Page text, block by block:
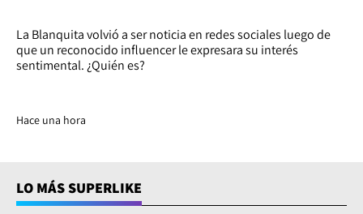
La Blanquita volvió a ser noticia en redes sociales luego de
que un reconocido influencer le expresara su interés
sentimental. ¿Quién es?
Hace una hora
LO MÁS SUPERLIKE